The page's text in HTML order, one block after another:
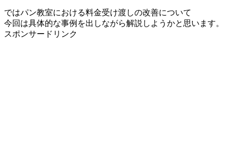
ではパン教室における料金受け渡しの改善について
今回は具体的な事例を出しながら解説しようかと思います。
スポンサードリンク